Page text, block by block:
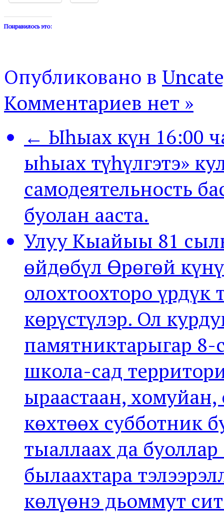
Понравилось это:
Опубликовано в
Комментариев нет »
← Ыһыах күн 16:00
ыһыах түһүлгэтэ»
самодеятельность
буолан ааста.
Улуу Кыайыы 81
өйдөбүл Өрөгөй
олохтоохторо үрдүк
көрүстүлэр. Ол
памятниктарыгар
школа-сад
ыраастаан,
көхтөөх субботник
тыаллаах да
былаахтара
көлүөнэ дьоммут